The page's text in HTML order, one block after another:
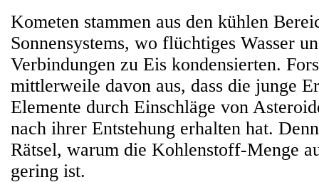
Kometen stammen aus den kühlen
Sonnensystems, wo flüchtiges Wasser
Verbindungen zu Eis kondensierten.
mittlerweile davon aus, dass die junge
Elemente durch Einschläge von
nach ihrer Entstehung erhalten hat.
Rätsel, warum die Kohlenstoff-Menge
gering ist.